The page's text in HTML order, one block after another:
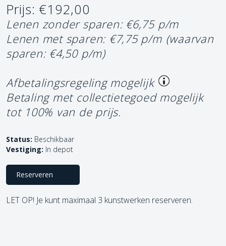
Prijs: €192,00
Lenen zonder sparen: €6,75 p/m
Lenen met sparen: €7,75 p/m (waarvan
sparen: €4,50 p/m)
Afbetalingsregeling mogelijk
Betaling met collectietegoed mogelijk
tot 100% van de prijs.
Status: Beschikbaar
Vestiging: In depot
Reserveren
LET OP! Je kunt maximaal 3 kunstwerken reserveren.